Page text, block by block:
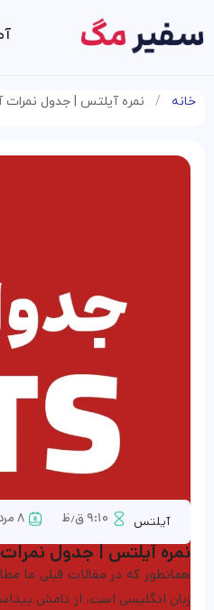
خانه / نمره آیلتس | جدول نمرات
آیلتس ۹:۱۰ ق٫ظ ۸ مرداد ۱۳۹۹
نمره آیلتس | جدول نمرات
زبان انگلیسی است. از نامش